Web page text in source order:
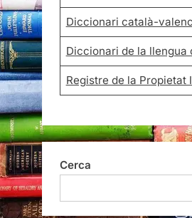
Diccionari català-
Diccionari de la llengua
Registre de la Propietat
Cerca